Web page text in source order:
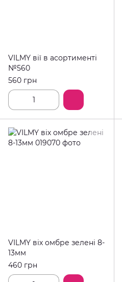
VILMY вії в асортименті
№560
560 грн
VILMY віх омбре зелені 8-
13мм
460 грн